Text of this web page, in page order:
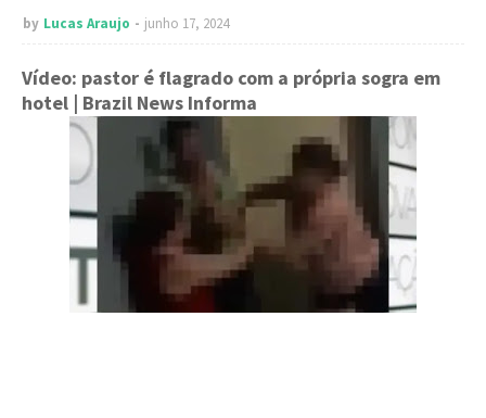
by Lucas Araujo junho 17, 2024
Vídeo: pastor é flagrado com a própria sogra em
hotel | Brazil News Informa